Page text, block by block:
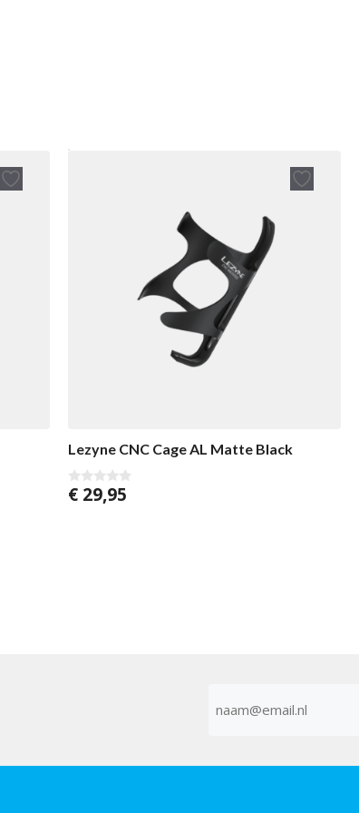
Lezyne CNC Cage AL Matte Black
0
€ 29,95
mailadres